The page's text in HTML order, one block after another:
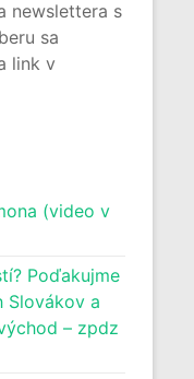
newslettera s
sa
link v
(video v
Poďakujme
Slovákov a
– zpdz